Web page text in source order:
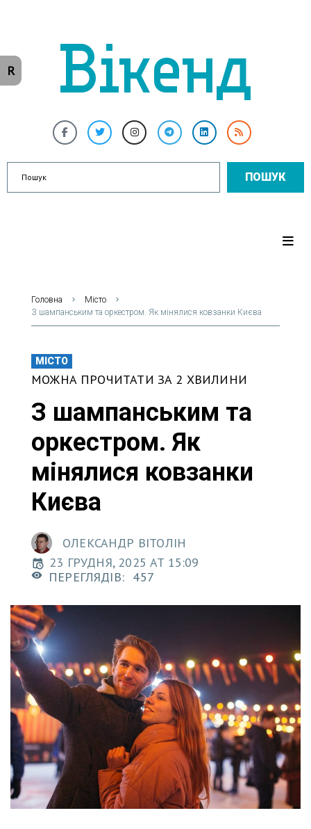
ПОШУК
Головна
Місто
З шампанським та оркестром. Як мінялися ковзанки Києва
МІСТО
МОЖНА ПРОЧИТАТИ ЗА 2 ХВИЛИНИ
З шампанським та
оркестром. Як
мінялися ковзанки
Києва
ОЛЕКСАНДР ВІТОЛІН
23 ГРУДНЯ, 2025 AT 15:09
ПЕРЕГЛЯДІВ: 457
R